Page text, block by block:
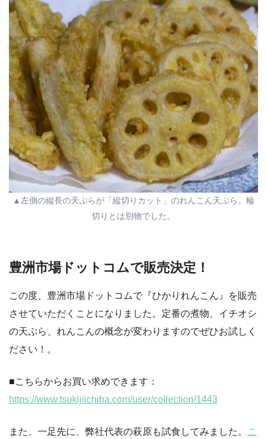
▲左側の縦長の天ぷらが「縦切りカット」のれんこん天ぷら。輪
切りとは別物でした。
豊洲市場ドットコムで販売決定！
この度、豊洲市場ドットコムで『ひかりれんこん』を販売
させていただくことになりました。定番の煮物、イチオシ
の天ぷら、れんこんの概念が変わりますのでぜひお試しく
ださい！。
■こちらからお買い求めできます：
https://www.tsukijiichiba.com/user/collection/1443
また、一足先に、弊社代表の萩原も試食してみました。
こ